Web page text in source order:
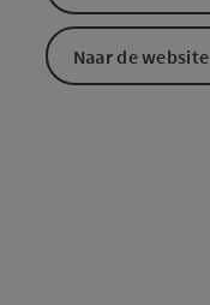
Naar de website